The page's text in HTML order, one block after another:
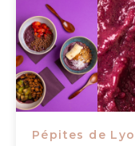
Pépites de